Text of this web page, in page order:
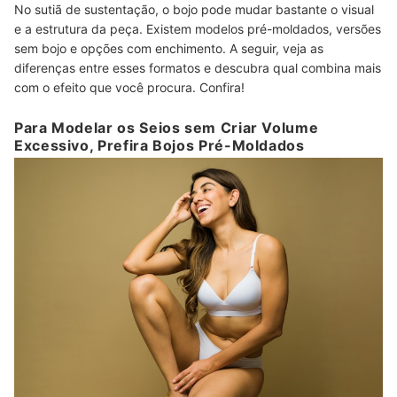
No sutiã de sustentação, o bojo pode mudar bastante o visual
e a estrutura da peça. Existem modelos pré-moldados, versões
sem bojo e opções com enchimento. A seguir, veja as
diferenças entre esses formatos e descubra qual combina mais
com o efeito que você procura. Confira!
Para Modelar os Seios sem Criar Volume
Excessivo, Prefira Bojos Pré-Moldados